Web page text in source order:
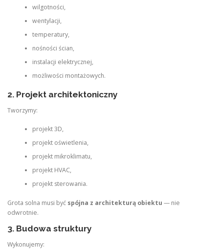
wilgotności,
wentylacji,
temperatury,
nośności ścian,
instalacji elektrycznej,
możliwości montażowych.
2. Projekt architektoniczny
Tworzymy:
projekt 3D,
projekt oświetlenia,
projekt mikroklimatu,
projekt HVAC,
projekt sterowania.
Grota solna musi być spójna z architekturą obiektu — nie
odwrotnie.
3. Budowa struktury
Wykonujemy: